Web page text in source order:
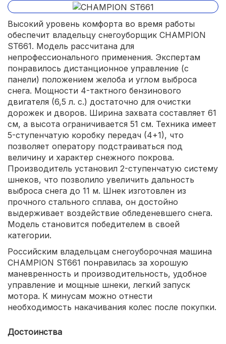
Высокий уровень комфорта во время работы
обеспечит владельцу снегоуборщик CHAMPION
ST661. Модель рассчитана для
непрофессионального применения. Экспертам
понравилось дистанционное управление (с
панели) положением желоба и углом выброса
снега. Мощности 4-тактного бензинового
двигателя (6,5 л. с.) достаточно для очистки
дорожек и дворов. Ширина захвата составляет 61
см, а высота ограничивается 51 см. Техника имеет
5-ступенчатую коробку передач (4+1), что
позволяет оператору подстраиваться под
величину и характер снежного покрова.
Производитель установил 2-ступенчатую систему
шнеков, что позволило увеличить дальность
выброса снега до 11 м. Шнек изготовлен из
прочного стального сплава, он достойно
выдерживает воздействие обледеневшего снега.
Модель становится победителем в своей
категории.
Российским владельцам снегоуборочная машина
CHAMPION ST661 понравилась за хорошую
маневренность и производительность, удобное
управление и мощные шнеки, легкий запуск
мотора. К минусам можно отнести
необходимость накачивания колес после покупки.
Достоинства